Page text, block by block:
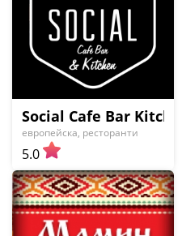
Social Cafe Bar Kitchen
европейска, ресторанти
5.0